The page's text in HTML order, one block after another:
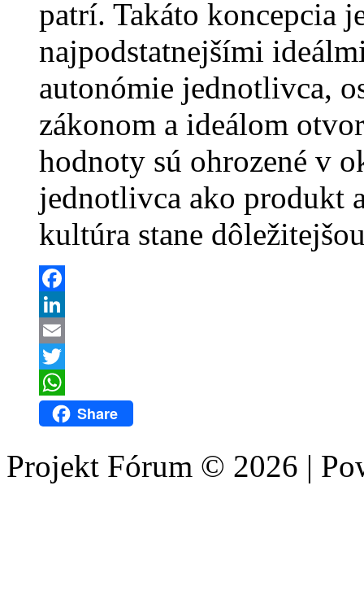
patrí. Takáto koncepcia
najpodstatnejšími
autonómie jednotlivca,
zákonom a ideálom
hodnoty sú ohrozené v
jednotlivca ako produkt
kultúra stane
Facebook
LinkedIn
Email
Twitter
WhatsAppShare
Projekt Fórum © 2026 |